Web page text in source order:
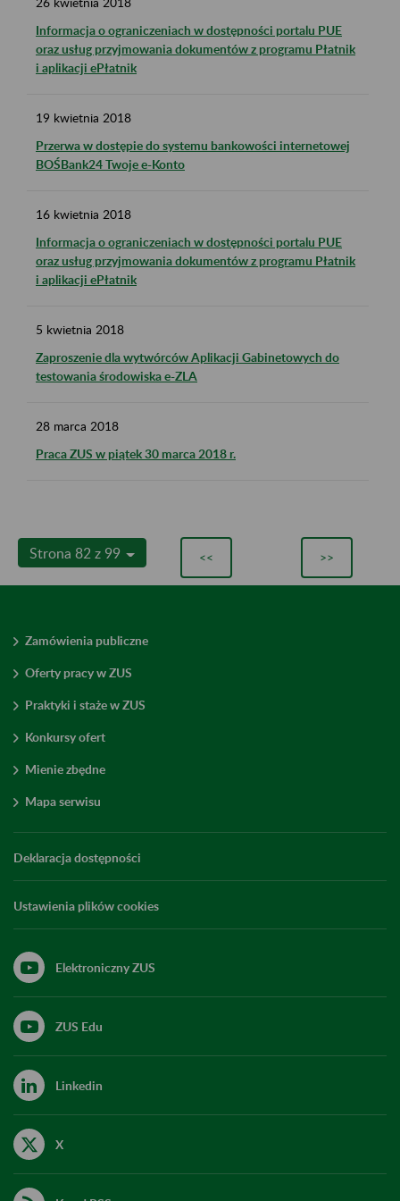
Informacja o ograniczeniach w dostępności portalu PUE
oraz usług przyjmowania dokumentów z programu Płatnik
i aplikacji ePłatnik
19 kwietnia 2018
Przerwa w dostępie do systemu bankowości internetowej
BOŚBank24 Twoje e-Konto
16 kwietnia 2018
Informacja o ograniczeniach w dostępności portalu PUE
oraz usług przyjmowania dokumentów z programu Płatnik
i aplikacji ePłatnik
5 kwietnia 2018
Zaproszenie dla wytwórców Aplikacji Gabinetowych do
testowania środowiska e-ZLA
28 marca 2018
Praca ZUS w piątek 30 marca 2018 r.
Strona 82 z 99 << >>
Zamówienia publiczne
Oferty pracy w ZUS
Praktyki i staże w ZUS
Konkursy ofert
Mienie zbędne
Mapa serwisu
Deklaracja dostępności
Ustawienia plików cookies
Elektroniczny ZUS
ZUS Edu
Linkedin
X